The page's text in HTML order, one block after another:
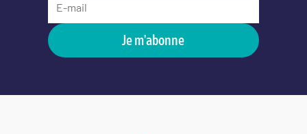
Je m'abonne